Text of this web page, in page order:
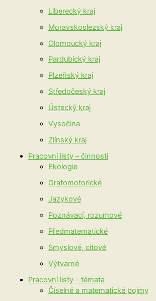
Liberecký kraj
Moravskoslezský kraj
Olomoucký kraj
Pardubický kraj
Plzeňský kraj
Středočeský kraj
Ústecký kraj
Vysočina
Zlínský kraj
Pracovní listy – činnosti
Ekologie
Grafomotorické
Jazykové
Poznávací, rozumové
Předmatematické
Smyslové, citové
Výtvarné
Pracovní listy – témata
Číselné a matematické pojmy